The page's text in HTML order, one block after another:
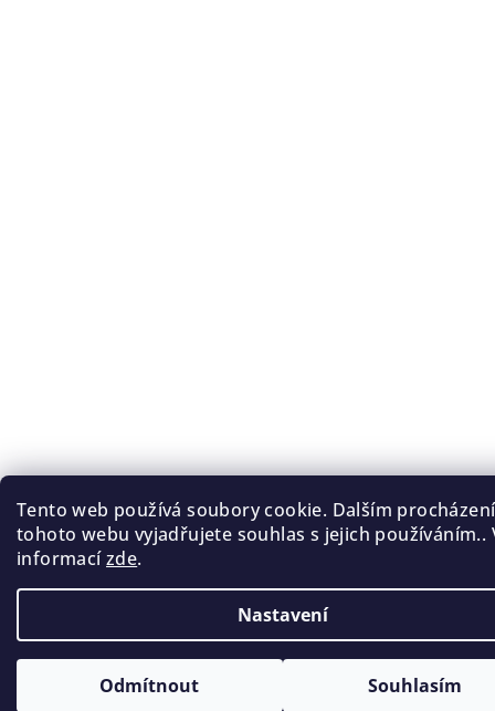
Tento web používá soubory cookie. Dalším
tohoto webu vyjadřujete souhlas s jejich používáním..
informacízde.
Nastavení
Odmítnout Souhlasím